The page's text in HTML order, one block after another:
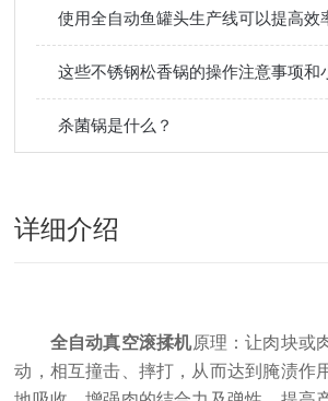
使用全自动鱼罐头生产线可以提高效
这些不锈钢松香锅的操作注意事项和
杀菌锅是什么？
详细介绍
全自动真空滚揉机原理：让肉块或
动，相互撞击、摔打，从而达到腌渍作